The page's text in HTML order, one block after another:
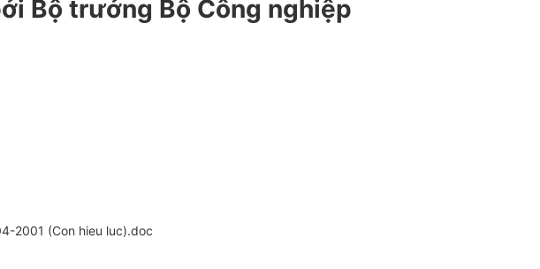
Bộ trưởng Bộ Công nghiệp
2001 (Con hieu luc).doc